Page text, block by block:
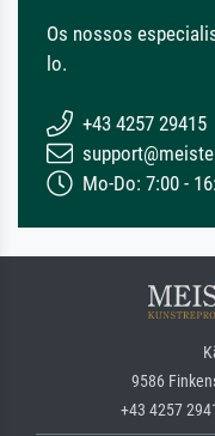
Os nossos
lo.
+43 4257 29415
Mo-Do: 7:00 -
9586
+43 4257